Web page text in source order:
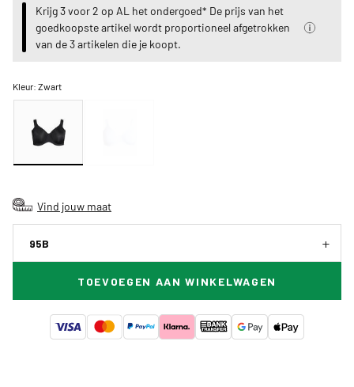
Krijg 3 voor 2 op AL het ondergoed* De prijs van het
goedkoopste artikel wordt proportioneel afgetrokken
van de 3 artikelen die je koopt.
Kleur:Zwart
Vind jouw maat
95B
TOEVOEGEN AAN WINKELWAGEN